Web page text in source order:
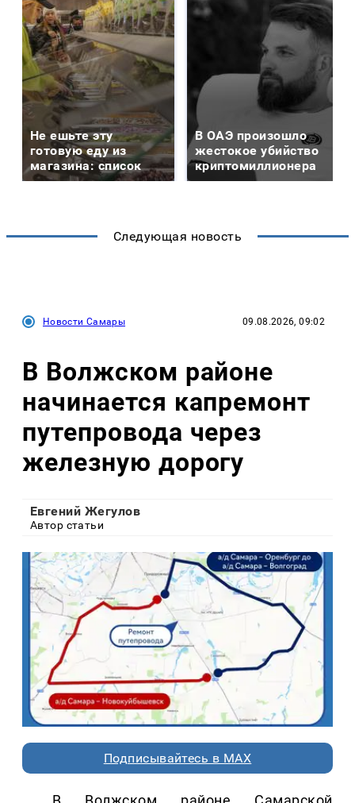
Не ешьте эту
готовую еду из
магазина: список
В ОАЭ произошло
жестокое убийство
криптомиллионера
Следующая новость
Новости Самары 09.08.2026, 09:02
В Волжском районе
начинается капремонт
путепровода через
железную дорогу
Евгений Жегулов
Автор статьи
Подписывайтесь в MAX